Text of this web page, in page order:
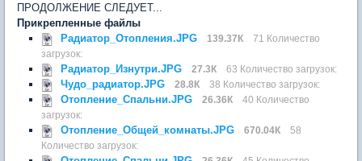
ПРОДОЛЖЕНИЕ СЛЕДУЕТ...
Прикрепленные файлы
Радиатор_Отопления.JPG
139.37К
71 Количество
загрузок:
Радиатор_Изнутри.JPG 27.3К 63 Количество загрузок:
Чудо_радиатор.JPG 28.8К 38 Количество загрузок:
Отопление_Спальни.JPG 26.36К
40 Количество
загрузок:
Отопление_Общей_комнаты.JPG 670.04К
58
Количество загрузок: